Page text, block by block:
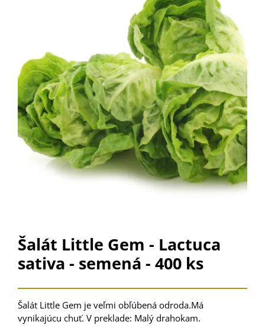
Šalát Little Gem - Lactuca
sativa - semená - 400 ks
Šalát Little Gem je veľmi obľúbená odroda.Má
vynikajúcu chuť. V preklade: Malý drahokam.